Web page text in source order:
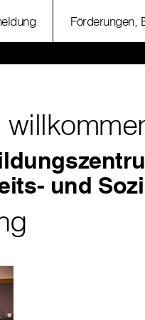
Förderungen,
und